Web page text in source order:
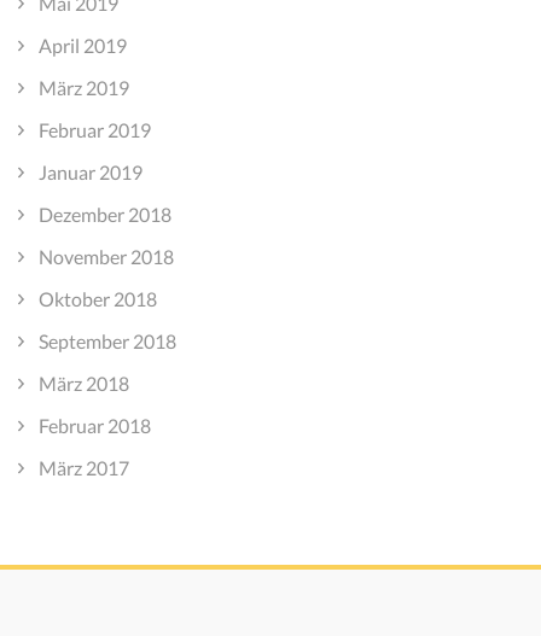
April 2019
März 2019
Februar 2019
Januar 2019
Dezember 2018
November 2018
Oktober 2018
September 2018
März 2018
Februar 2018
März 2017